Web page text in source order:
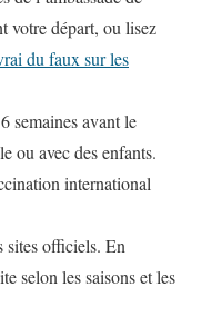
votre départ, ou lisez
du faux sur les
semaines avant le
ou avec des enfants.
international
sites officiels. En
selon les saisons et les